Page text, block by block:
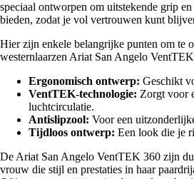
speciaal ontworpen om uitstekende grip
bieden, zodat je vol vertrouwen kunt
Hier zijn enkele belangrijke punten om te
westernlaarzen Ariat San Angelo
Ergonomisch ontwerp: Geschikt
VentTEK-technologie: Zorgt voor
luchtcirculatie.
Antislipzool: Voor een
Tijdloos ontwerp: Een look die je
De Ariat San Angelo VentTEK 360 zijn
vrouw die stijl en prestaties in haar